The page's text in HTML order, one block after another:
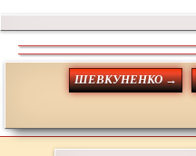
ШЕВКУНЕНКО →